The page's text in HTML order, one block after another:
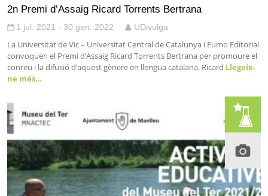
2n Premi d’Assaig Ricard Torrents Bertrana
1 jul. 2021 - 30 gen. 2022 UDivulga
La Universitat de Vic – Universitat Central de Catalunya i Eumo Editorial
convoquen el Premi d’Assaig Ricard Torrents Bertrana per promoure el
conreu i la difusió d’aquest gènere en llengua catalana. Ricard Llegeix-
ne més…